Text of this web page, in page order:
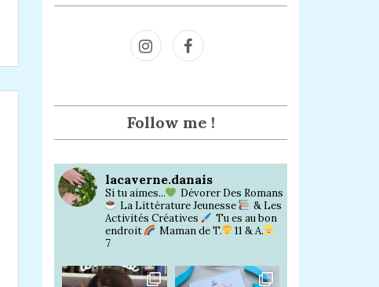
m
Follow me !
lacaverne.danais
Si tu aimes...
Dévorer Des Romans
La Littérature Jeunesse
& Les
Activités Créatives
Tu es au bon
endroit
Maman de T.
11 & A.
7